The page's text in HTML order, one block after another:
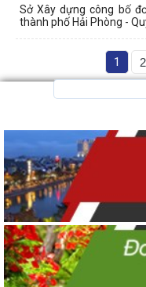
Sở Xây dựng công bố
thành phố Hải Phòng -
1 2